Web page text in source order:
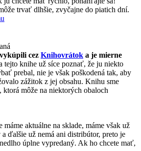
trvať dlhšie, zvyčajne do piatich dní.
cez Knihovrátok a je mierne
tejto knihe už síce poznať, že ju niekto
prebal, nie je však poškodená tak, aby
zážitok z jej obsahu. Knihu sme
ktorá môže na niektorých obaloch
máme aktuálne na sklade, máme však už
ďalšie už nemá ani distribútor, preto je
úplne vypredaný. Ak ho chcete mať,